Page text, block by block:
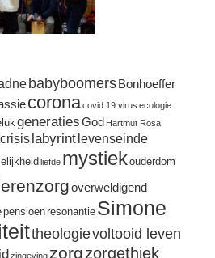
babyboomers Bonhoeffer
coronacovid 19 virus ecologie
generatiesGod Hartmut Rosa
labyrint levenseinde
liefde mystiekouderdom
overweldigend
pensioenresonantie Simone
theologievoltooid leven
zingeving zorgzorgethiek